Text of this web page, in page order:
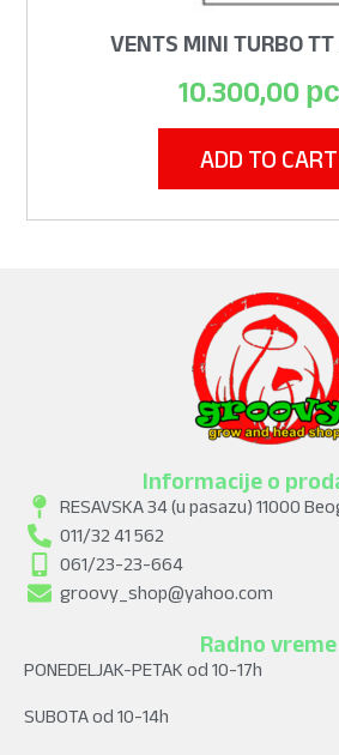
VENTS MINI TURBO
10.300,00
ADD TO CART
Informacije o
RESAVSKA 34 (u pasazu) 11000
011/32 41 562
061/23-23-664
groovy_shop@yahoo.com
Radno vreme
PONEDELJAK-PETAK od 10-17h
SUBOTA od 10-14h